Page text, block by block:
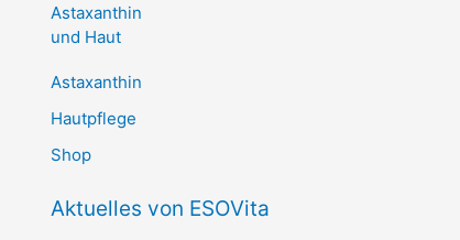
Astaxanthin
und Haut
Astaxanthin
Hautpflege
Shop
Aktuelles von ESOVita